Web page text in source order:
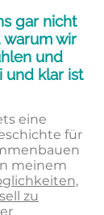
gar nicht
warum wir
und
und klar ist
eine
für
meinem
zu